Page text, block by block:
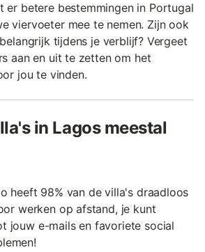
er betere bestemmingen in Portugal
viervoeter mee te nemen. Zijn ook
tijdens je verblijf? Vergeet
aan en uit te zetten om het
jou te vinden.
in Lagos meestal
heeft 98% van de villa's draadloos
werken op afstand, je kunt
jouw e-mails en favoriete social